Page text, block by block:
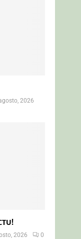
2026
2026 0